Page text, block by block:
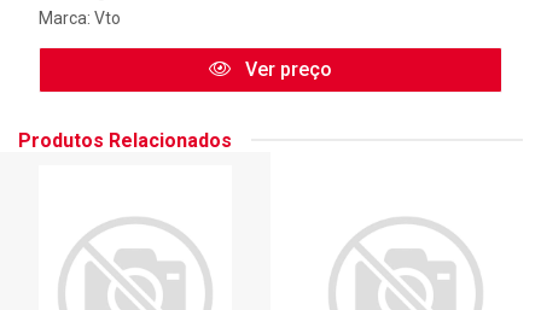
Marca: Vto
Ver preço
Produtos Relacionados